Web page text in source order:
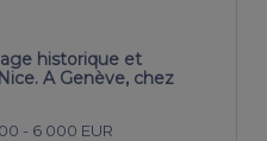
historique et
A Genève, chez
- 6 000 EUR